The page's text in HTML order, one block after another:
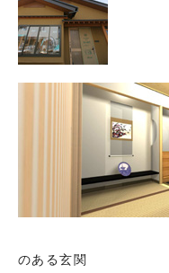
のある玄関